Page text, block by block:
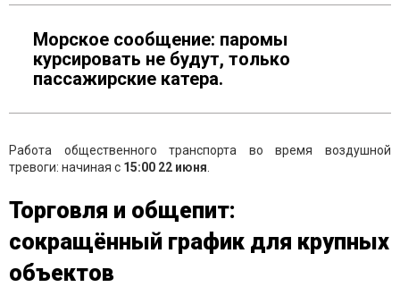
Морское сообщение: паромы
курсировать не будут, только
пассажирские катера.
Работа общественного транспорта во время воздушной
тревоги: начиная с 15:00 22 июня
Торговля и общепит:
сокращённый график для крупных
объектов